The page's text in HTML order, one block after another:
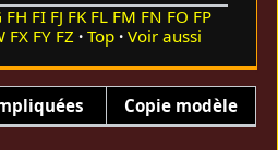
FH FI FJ FK FL FM FN FO FP
FX FY FZ Top Voir aussi
Copie modèle